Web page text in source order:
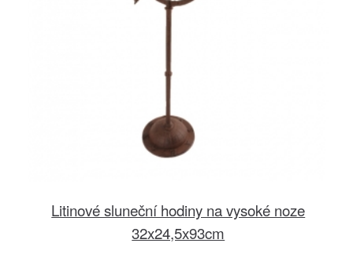
Litinové sluneční hodiny na vysoké noze
32x24,5x93cm